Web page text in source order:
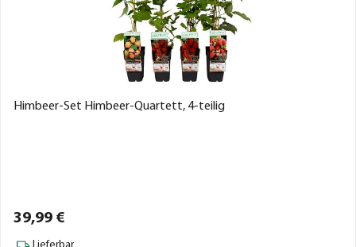
Himbeer-Set Himbeer-Quartett, 4-teilig
39,99 €